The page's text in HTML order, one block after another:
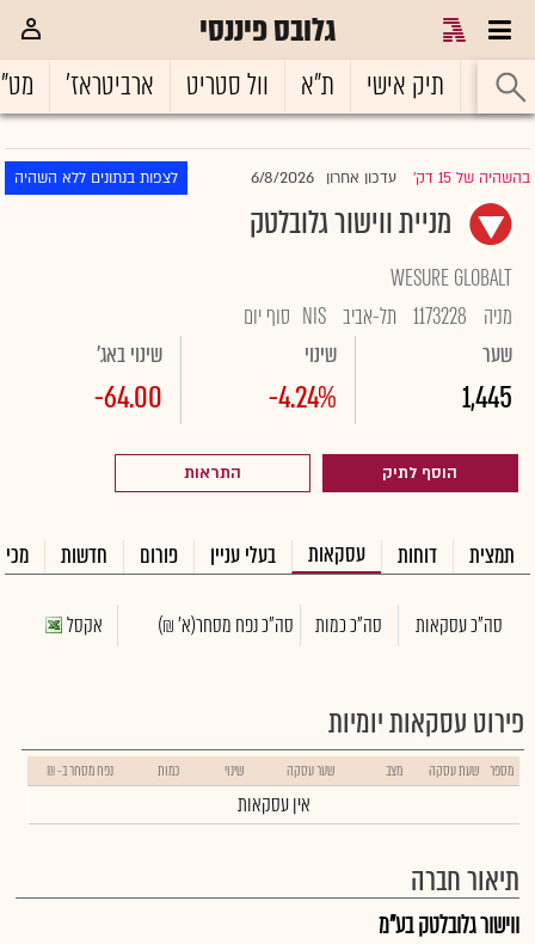
גלובס פיננסי
ראשי תיק אישי ת"א וול סטריט ארביטראז'
בהשהיה של 15 דק' |עדכון אחרון 6/8/2026 לצפות בנתונים ללא השהיה
מניית ווישור גלובלטק
WESURE GLOBALT
מניה
1173228 תל-אביב NIS סוף יום
שער
1,445
שינוי
-4.24%
שינוי באג'
-64.00
הוסף לתיק התראות
תמצית דוחות עסקאות בעלי עניין פורום חדשות
סה"כ עסקאות סה"כ כמות סה"כ נפח מסחר(א' ₪) אקסל
פירוט עסקאות יומיות
מספר שעת עסקה מצב שער עסקה שינוי כמות נפח מסחר ב- ₪
אין עסקאות
תיאור חברה
ווישור גלובלטק בע"מ